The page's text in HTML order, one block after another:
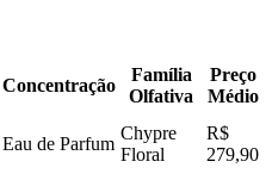
Concentração
Família
Olfativa
Preço
Médio
Eau de Parfum
Chypre
Floral
R$
279,90